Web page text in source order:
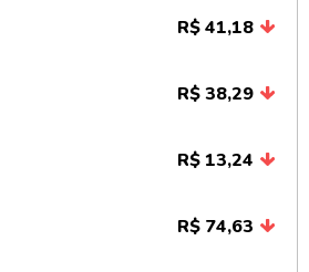
R$ 41,18
R$ 38,29
R$ 13,24
R$ 74,63